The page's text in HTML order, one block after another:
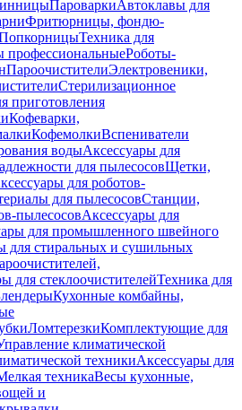
ПароваркиАвтоклавы для
Фритюрницы, фондю-
Техника для
профессиональныеРоботы-
ПароочистителиЭлектровеники,
Стерилизационное
приготовления
Кофеварки,
КофемолкиВспениватели
водыАксессуары для
для пылесосовЩетки,
для роботов-
для пылесосовСтанции,
пылесосовАксессуары для
для промышленного швейного
для стиральных и сушильных
для стеклоочистителейТехника для
Кухонные комбайны,
ЛомтерезкиКомплектующие для
климатической
техникиАксессуары для
техникаВесы кухонные,
и